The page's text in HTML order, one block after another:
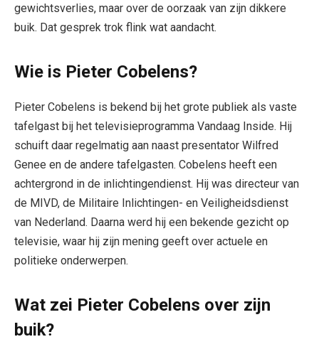
gewichtsverlies, maar over de oorzaak van zijn dikkere
buik. Dat gesprek trok flink wat aandacht.
Wie is Pieter Cobelens?
Pieter Cobelens is bekend bij het grote publiek als vaste
tafelgast bij het televisieprogramma Vandaag Inside. Hij
schuift daar regelmatig aan naast presentator Wilfred
Genee en de andere tafelgasten. Cobelens heeft een
achtergrond in de inlichtingendienst. Hij was directeur van
de MIVD, de Militaire Inlichtingen- en Veiligheidsdienst
van Nederland. Daarna werd hij een bekende gezicht op
televisie, waar hij zijn mening geeft over actuele en
politieke onderwerpen.
Wat zei Pieter Cobelens over zijn
buik?